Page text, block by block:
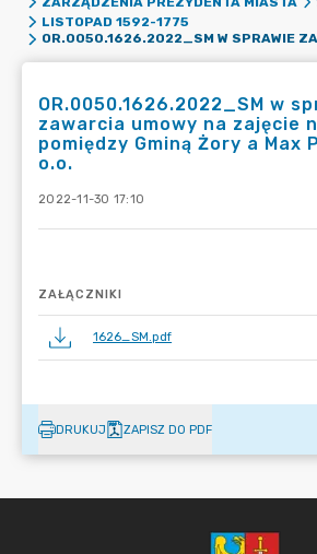
LISTOPAD 1592-1775
OR.0050.1626.2022_SM w
zawarcia umowy na zajęcie
pomiędzy Gminą Żory a Max
o.o.
2022-11-30 17:10
ZAŁĄCZNIKI
1626_SM.pdf
DRUKUJ ZAPISZ DO PDF